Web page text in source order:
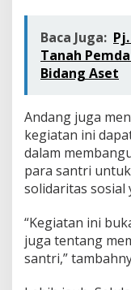
Baca Juga:
Tanah
Bidang Aset
Andang juga
kegiatan ini
dalam
para santri
solidaritas sosial
“Kegiatan ini
juga tentang
santri,”